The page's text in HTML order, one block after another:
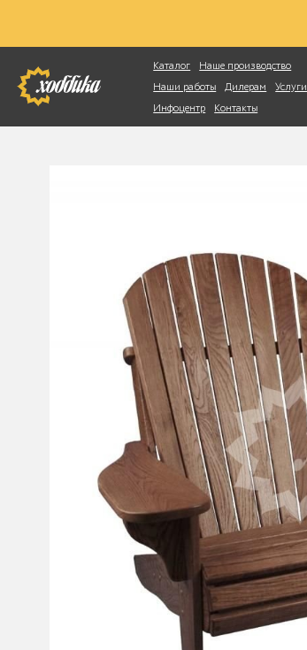
Каталог
Наше производство
Наши работы
Дилерам
Услуги
Инфоцентр
Контакты
Фотопоиск